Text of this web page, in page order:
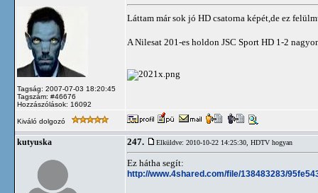
Tagság: 2007-07-03 18:20:45
Tagszám: #46676
Hozzászólások: 16092
Láttam már sok jó HD csatorna képét,de ez
A Nilesat 201-es holdon JSC Sport HD 1-2
Kiváló dolgozó
kutyuska 247. Elküldve: 2010-10-22 14:25:30, HDTV hogyan
Ez hátha segít:
http://www.4shared.com/file/138483283/